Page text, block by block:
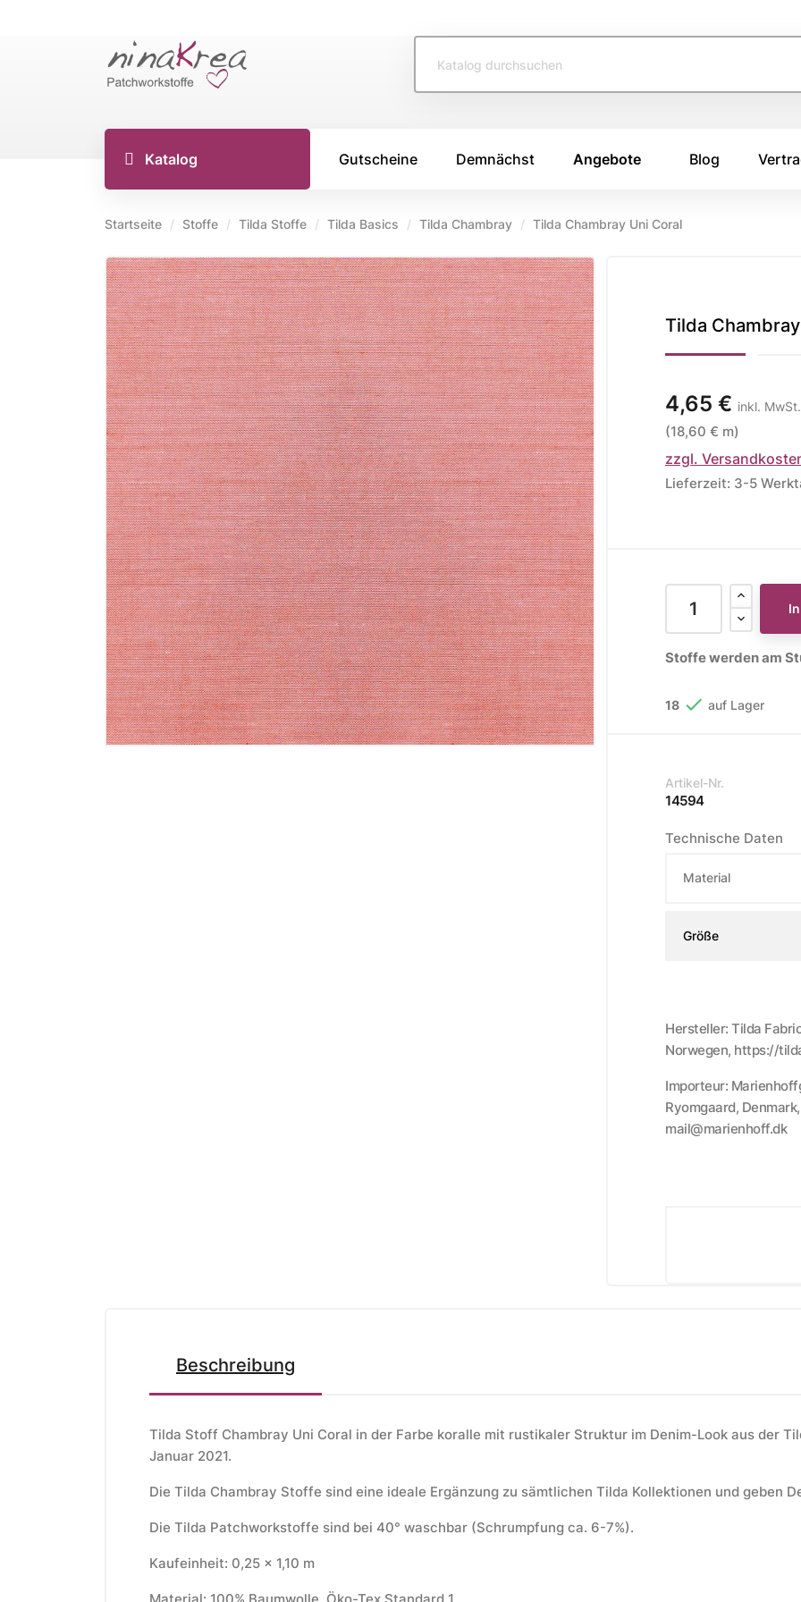
Katalog
Tilda Stoffe 2026
Tilda Stoffe 2025
Tilda Stoffe 2024
Tilda Creating
Memories
Tilda - ältere Kollektionen
Tilda Basics
Tilda Hautstoff
Swafing Heide Uni
Swafing Kim
Swafing Dotty
Canvas Stoffe
MARKENSTOFFE
Markenstoffe
MUSTER
Muster
Gutscheine Demnächst Angebote Blog
Startseite Stoffe Tilda Stoffe Tilda Basics Tilda Chambray Tilda Chambray Uni Coral
Tilda
4,65 € inkl. MwSt.
(18,60 € m)
zzgl.
Lieferzeit: 3-5
Stoffe werden am
18  auf Lager
Artikel-Nr.
14594
Technische Daten
Material
Größe
Hersteller: Tilda
Norwegen, https://
Importeur:
Ryomgaard,
mail@marienhoff.dk
Beschreibung
Tilda Stoff Chambray Uni Coral in der Farbe koralle mit rustikaler Struktur im Denim-Look aus der
Januar 2021.
Die Tilda Chambray Stoffe sind eine ideale Ergänzung zu sämtlichen Tilda Kollektionen und geben
Die Tilda Patchworkstoffe sind bei 40° waschbar (Schrumpfung ca. 6-7%).
Kaufeinheit: 0,25 x 1,10 m